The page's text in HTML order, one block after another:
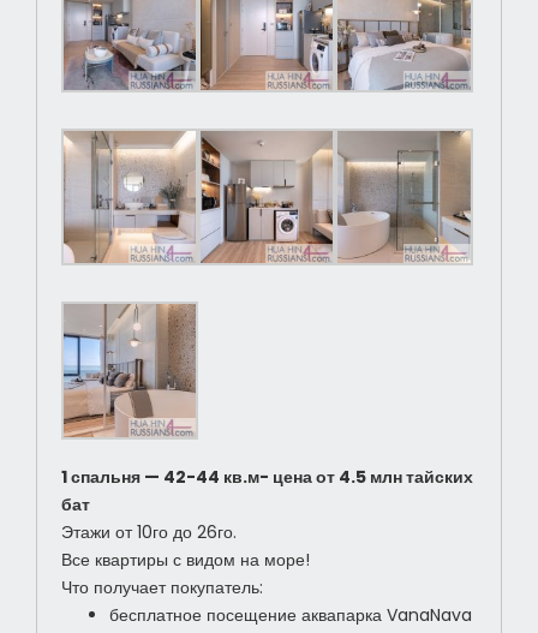
1 спальня — 42-44 кв.м- цена от 4.5 млн тайских
бат
Этажи от 10го до 26го.
Все квартиры с видом на море!
Что получает покупатель:
бесплатное посещение аквапарка VanaNava